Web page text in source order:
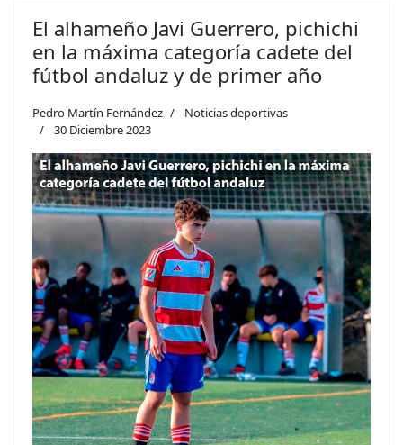
El alhameño Javi Guerrero, pichichi
en la máxima categoría cadete del
fútbol andaluz y de primer año
Pedro Martín Fernández
Noticias deportivas
30 Diciembre 2023